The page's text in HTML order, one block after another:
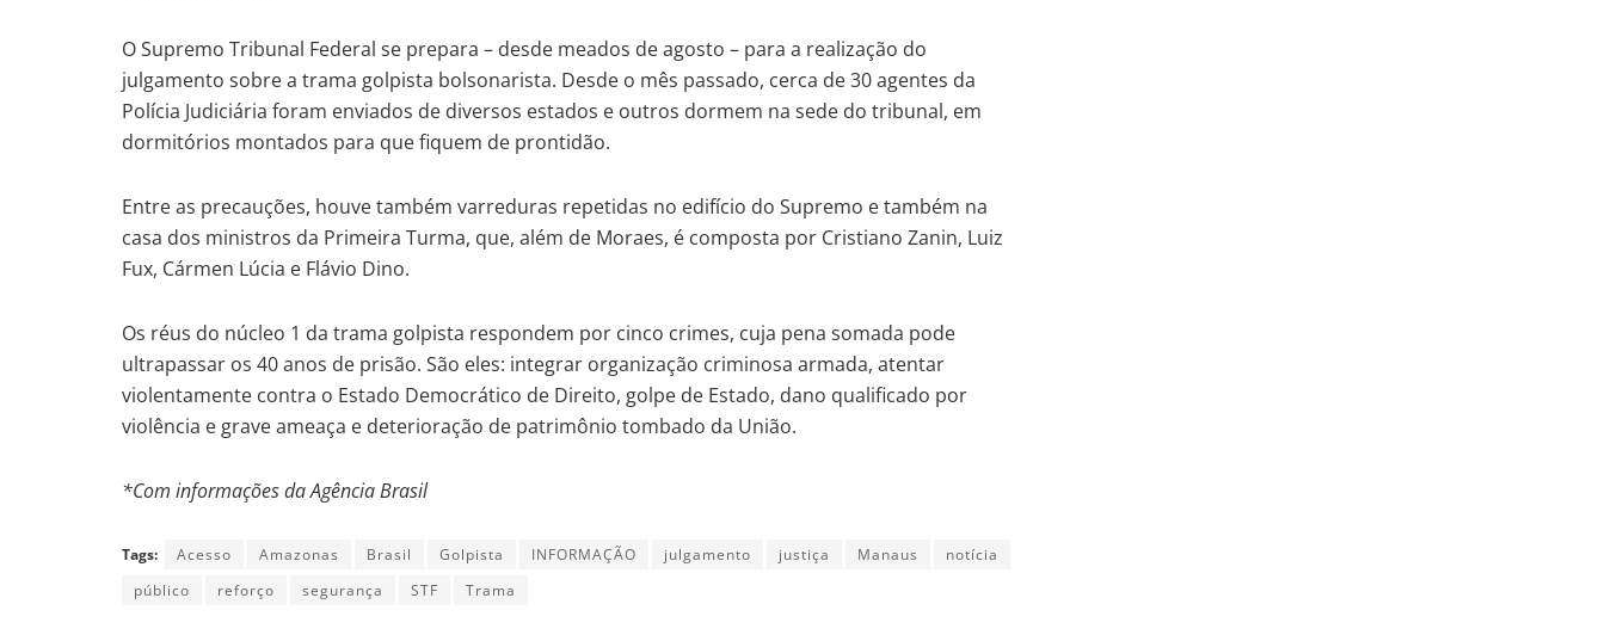
O Supremo Tribunal Federal se prepara – desde meados de agosto – para a realização do
julgamento sobre a trama golpista bolsonarista. Desde o mês passado, cerca de 30 agentes da
Polícia Judiciária foram enviados de diversos estados e outros dormem na sede do tribunal, em
dormitórios montados para que fiquem de prontidão.
Entre as precauções, houve também varreduras repetidas no edifício do Supremo e também na
casa dos ministros da Primeira Turma, que, além de Moraes, é composta por Cristiano Zanin, Luiz
Fux, Cármen Lúcia e Flávio Dino.
Os réus do núcleo 1 da trama golpista respondem por cinco crimes, cuja pena somada pode
ultrapassar os 40 anos de prisão. São eles: integrar organização criminosa armada, atentar
violentamente contra o Estado Democrático de Direito, golpe de Estado, dano qualificado por
violência e grave ameaça e deterioração de patrimônio tombado da União.
*Com informações da Agência Brasil
Tags: Acesso Amazonas Brasil Golpista INFORMAÇÃO julgamento justiça Manaus
notícia
público
reforço segurança STF Trama